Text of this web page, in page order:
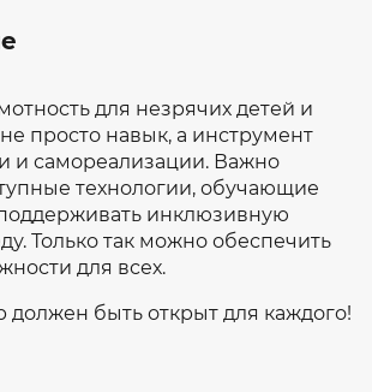
для незрячих детей и
просто навык, а инструмент
и самореализации. Важно
технологии, обучающие
инклюзивную
Только так можно обеспечить
для всех.
быть открыт для каждого!